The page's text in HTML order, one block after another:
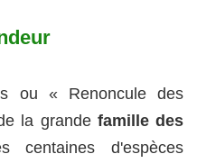
ou « Renoncule des
la grande famille des
centaines d'espèces